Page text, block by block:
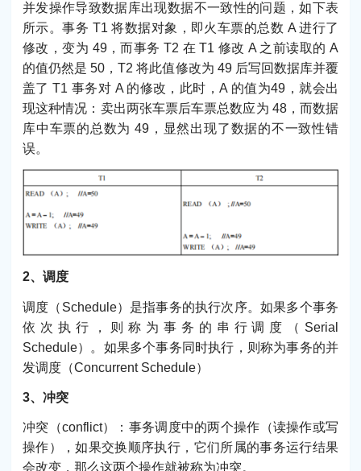
并发操作导致数据库出现数据不一致性的问题，如下表
所示。事务 T1 将数据对象，即火车票的总数 A 进行了
修改，变为 49，而事务 T2 在 T1 修改 A 之前读取的 A
的值仍然是 50，T2 将此值修改为 49 后写回数据库并覆
盖了 T1 事务对 A 的修改，此时，A 的值为49，就会出
现这种情况：卖出两张车票后车票总数应为 48，而数据
库中车票的总数为 49，显然出现了数据的不一致性错
误。
2、调度
调度（Schedule）是指事务的执行次序。如果多个事务
依次执行，则称为事务的串行调度（Serial
Schedule）。如果多个事务同时执行，则称为事务的并
发调度（Concurrent Schedule）
3、冲突
冲突（conflict）：事务调度中的两个操作（读操作或写
操作），如果交换顺序执行，它们所属的事务运行结果
会改变，那么这两个操作就被称为冲突。